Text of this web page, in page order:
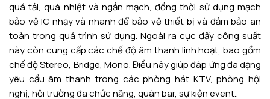
quá tải, quá nhiệt và ngắn mạch, đồng thời sử dụng mạch
bảo vệ IC nhạy và nhanh để bảo vệ thiết bị và đảm bảo an
toàn trong quá trình sử dụng. Ngoài ra cục đẩy công suất
này còn cung cấp các chế độ âm thanh linh hoạt, bao gồm
chế độ Stereo, Bridge, Mono. Điều này giúp đáp ứng đa dạng
yêu cầu âm thanh trong các phòng hát KTV, phòng hội
nghị, hội trường đa chức năng, quán bar, sự kiện event..